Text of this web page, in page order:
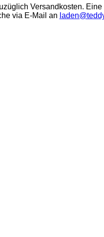
Versandkosten.
via E-Mail an